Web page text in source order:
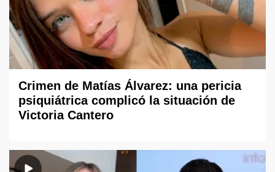
Crimen de Matías Álvarez: una pericia
psiquiátrica complicó la situación de
Victoria Cantero